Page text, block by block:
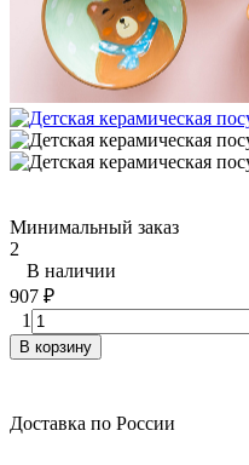
Минимальный заказ
2
В наличии
907 ₽
1
В корзину
Доставка по России